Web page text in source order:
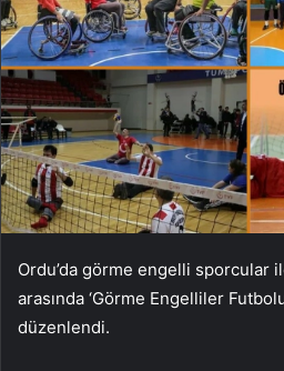
Ordu’da görme engelli sporcular
arasında ‘Görme Engelliler
düzenlendi.